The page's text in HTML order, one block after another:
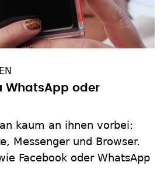
WhatsApp oder
kaum an ihnen vorbei:
Messenger und Browser.
Facebook oder WhatsApp